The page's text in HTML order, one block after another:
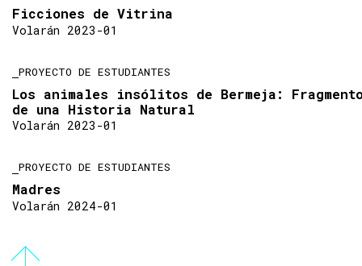
Ficciones de Vitrina
Volarán 2023-01
PROYECTO DE ESTUDIANTES
Los animales insólitos de Bermeja:
de una Historia Natural
Volarán 2023-01
PROYECTO DE ESTUDIANTES
Madres
Volarán 2024-01